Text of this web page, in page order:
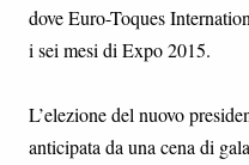
dove Euro-Toques
i sei mesi di Expo 2015.
L’elezione del nuovo
anticipata da una cena di